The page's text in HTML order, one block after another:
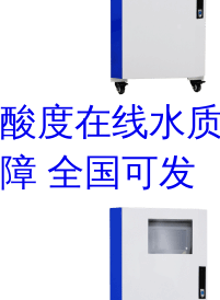
酸度在线水
障 全国可发